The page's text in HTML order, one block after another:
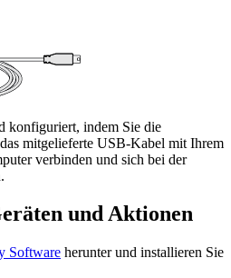
konfiguriert, indem Sie die
mitgelieferte USB-Kabel mit Ihrem
verbinden und sich bei der
und Aktionen
Software herunter und installieren Sie